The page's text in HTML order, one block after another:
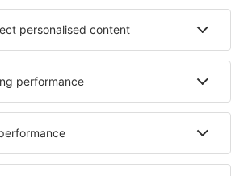
282
Prüfe das Angebot
5min Einzelheiten